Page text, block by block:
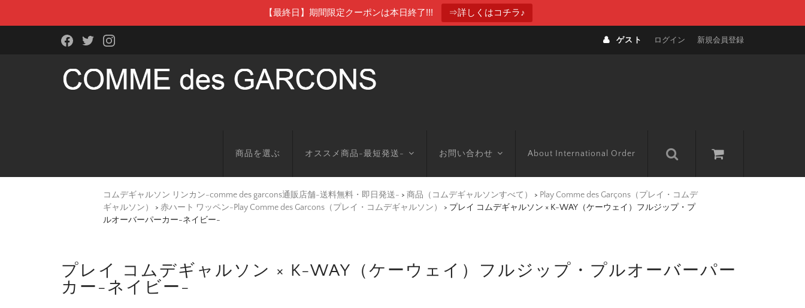
【最終日】期間限定クーポンは本日終了!!! ⇒詳しくはコチラ♪
ゲスト ログイン 新規会員登録
商品を選ぶ オススメ商品-最短発送- お問い合わせ About International Order
コムデギャルソン リンカン-comme des garcons通販店舗-送料無料・即日発送- > 商品（コムデギャルソンすべて） > Play Comme des Garçons（プレイ・コムデ
ギャルソン）
> 赤ハート ワッペン-Play Comme des Garcons（プレイ・コムデギャルソン） > プレイ コムデギャルソン × K-WAY（ケーウェイ）フルジップ・プ
ルオーバーパーカー-ネイビー-
プレイ コムデギャルソン × K-WAY（ケーウェイ）フルジップ・プルオーバーパー
カー-ネイビー-